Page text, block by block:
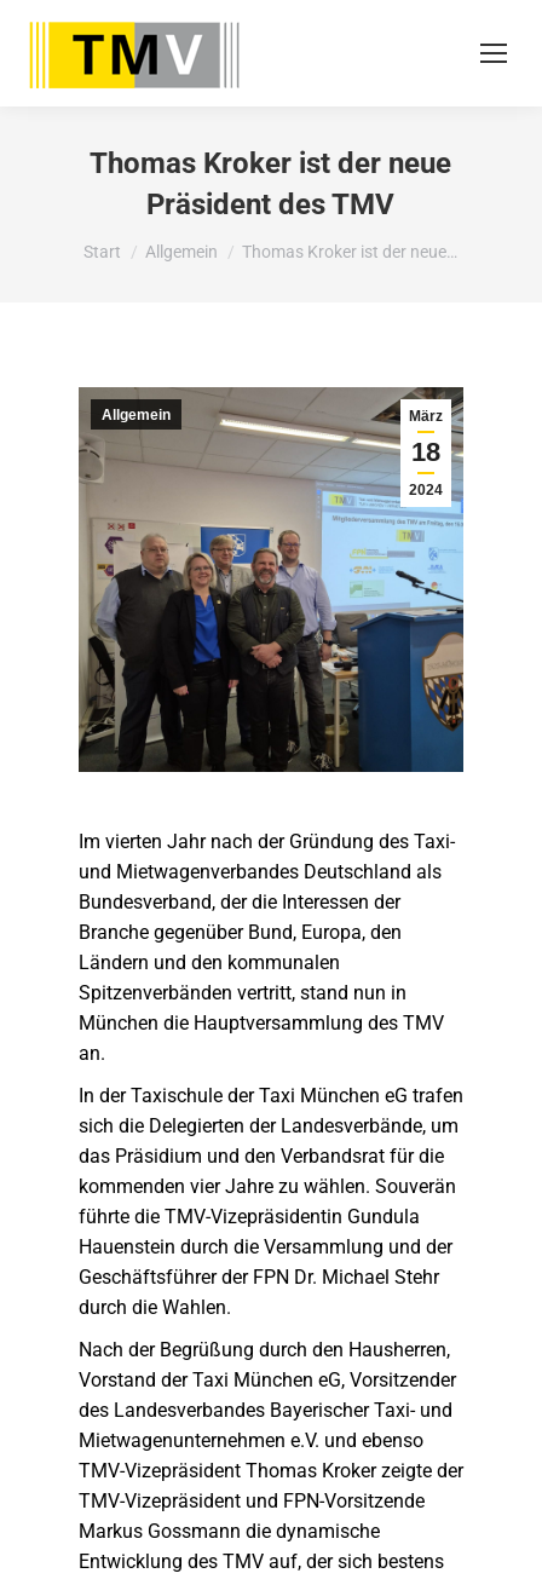
Thomas Kroker ist der neue
Präsident des TMV
Sie befinden sich hier:
Start Allgemein Thomas Kroker ist der neue…
März
18
2024
Allgemein
Im vierten Jahr nach der Gründung des Taxi-
und Mietwagenverbandes Deutschland als
Bundesverband, der die Interessen der
Branche gegenüber Bund, Europa, den
Ländern und den kommunalen
Spitzenverbänden vertritt, stand nun in
München die Hauptversammlung des TMV
an.
In der Taxischule der Taxi München eG trafen
sich die Delegierten der Landesverbände, um
das Präsidium und den Verbandsrat für die
kommenden vier Jahre zu wählen. Souverän
führte die TMV-Vizepräsidentin Gundula
Hauenstein durch die Versammlung und der
Geschäftsführer der FPN Dr. Michael Stehr
durch die Wahlen.
Nach der Begrüßung durch den Hausherren,
Vorstand der Taxi München eG, Vorsitzender
des Landesverbandes Bayerischer Taxi- und
Mietwagenunternehmen e.V. und ebenso
TMV-Vizepräsident Thomas Kroker zeigte der
TMV-Vizepräsident und FPN-Vorsitzende
Markus Gossmann die dynamische
Entwicklung des TMV auf, der sich bestens